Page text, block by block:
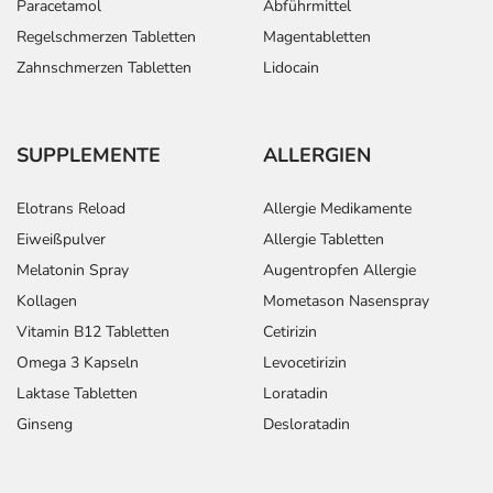
bronchiale: Bei
starken
Beschwerden:
obstruktiver
Lungenerkrankung
Anwendungshinweise
Die Gesamtdosis sollte nicht ohne Rücksprache mit
einem Arzt oder Apotheker überschritten werden.
Art der Anwendung?
Anwendung von Ihrem Arzt oder Apotheker beraten. Die
Paracetamol
Regelschmerzen Tabletten
Zahnschmerzen Tabletten
Abführmittel
Magentabletten
Lidocain
SUPPLEMENTE
Elotrans Reload
Eiweißpulver
Melatonin Spray
Kollagen
Vitamin B12 Tabletten
Omega 3 Kapseln
Laktase Tabletten
Ginseng
ALLERGIEN
Allergie Medikamente
Allergie Tabletten
Augentropfen Allergie
Mometason Nasenspray
Cetirizin
Levocetirizin
Loratadin
Desloratadin